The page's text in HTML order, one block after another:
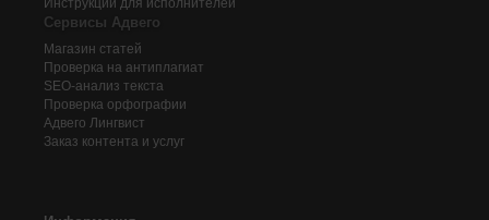
Инструкции для исполнителей
Сервисы Адвего
Магазин статей
Проверка на антиплагиат
SEO-анализ текста
Проверка орфографии
Адвего Лингвист
Заказ контента и услуг